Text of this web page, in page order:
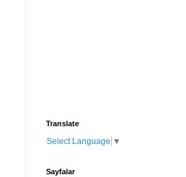
Translate
Select Language ▼
Sayfalar